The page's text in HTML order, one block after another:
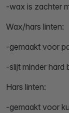
-wax is zachter
Wax/hars linten:
-gemaakt voor
-slijt minder hard
Hars linten:
-gemaakt voor